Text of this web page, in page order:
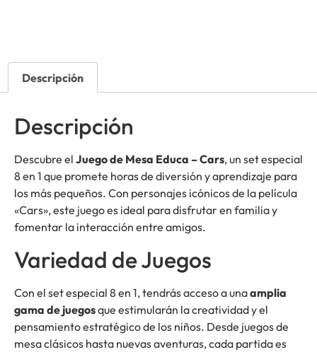
Descripción
Descripción
Descubre el Juego de Mesa Educa – Cars, un set especial
8 en 1 que promete horas de diversión y aprendizaje para
los más pequeños. Con personajes icónicos de la película
«Cars», este juego es ideal para disfrutar en familia y
fomentar la interacción entre amigos.
Variedad de Juegos
Con el set especial 8 en 1, tendrás acceso a unaamplia
gama de juegosque estimularán la creatividad y el
pensamiento estratégico de los niños. Desde juegos de
mesa clásicos hasta nuevas aventuras, cada partida es